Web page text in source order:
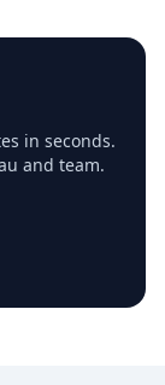
in seconds.
and team.